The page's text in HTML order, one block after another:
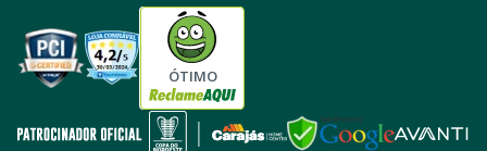
Política de Privacidade
Política de Cookie
Política de Desconto
ÓTIMO